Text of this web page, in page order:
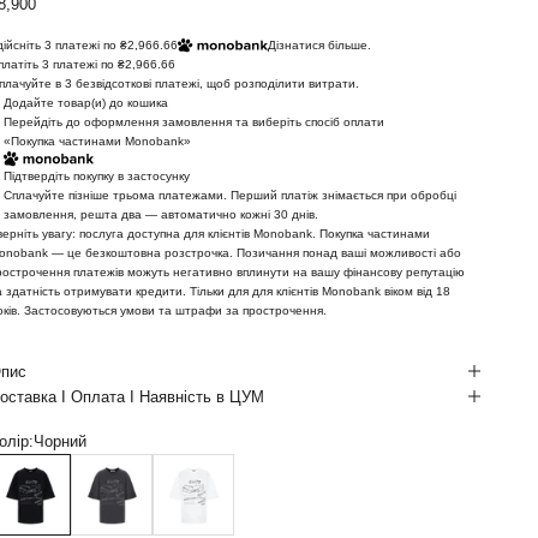
3 платежі по ₴2,966.66
Дізнатися більше.
3 платежі по ₴2,966.66
в 3 безвідсоткові платежі, щоб розподілити витрати.
Додайте товар(и) до кошика
Перейдіть до оформлення замовлення та виберіть спосіб оплати
«Покупка частинами Monobank»
Підтвердіть покупку в застосунку
Сплачуйте пізніше трьома платежами. Перший платіж знімається при обробці
замовлення, решта два — автоматично кожні 30 днів.
увагу: послуга доступна для клієнтів Monobank. Покупка частинами
— це безкоштовна розстрочка. Позичання понад ваші можливості або
платежів можуть негативно вплинути на вашу фінансову репутацію
здатність отримувати кредити. Тільки для для клієнтів Monobank віком від 18
Застосовуються умови та штрафи за прострочення.
І Оплата І Наявність в ЦУМ
Чорний
Темно-сірий Білий